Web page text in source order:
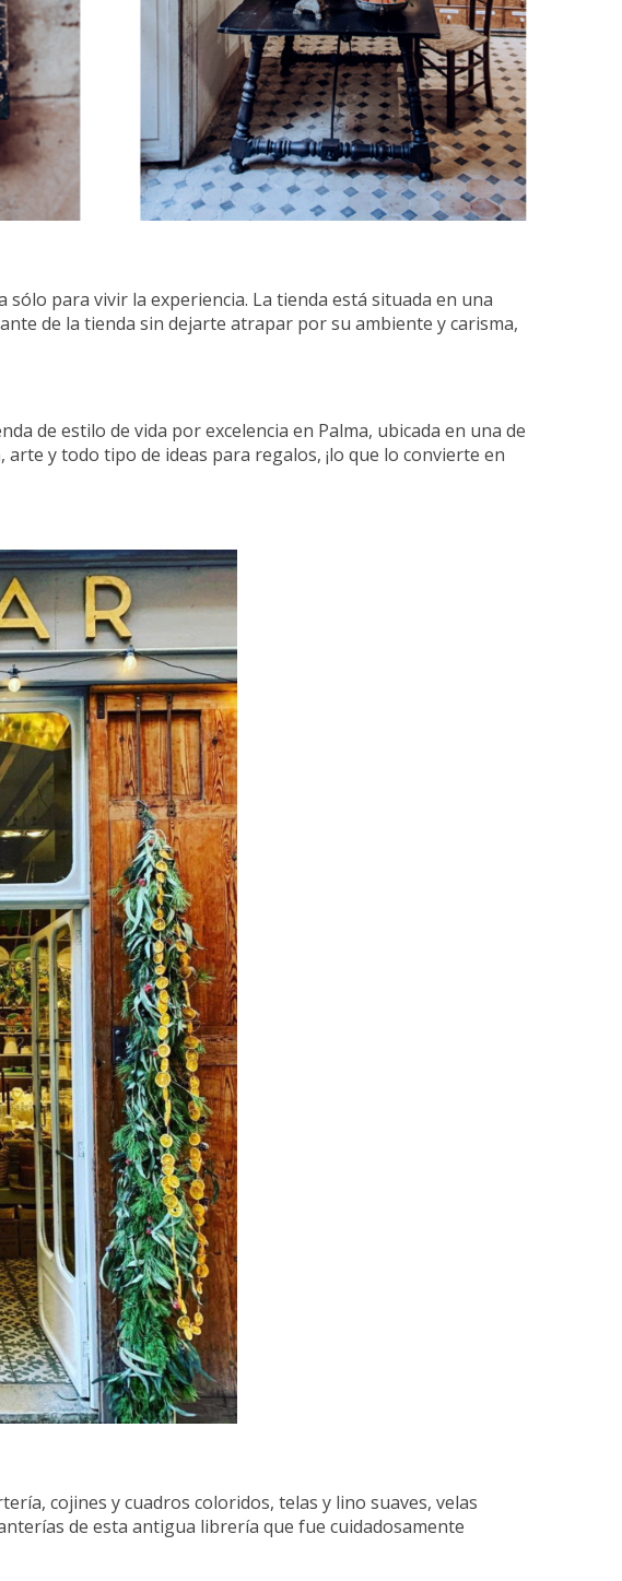
para vivir la experiencia. La tienda está situada en una
de la tienda sin dejarte atrapar por su ambiente y carisma,
de estilo de vida por excelencia en Palma, ubicada en una de
y todo tipo de ideas para regalos, ¡lo que lo convierte en
cojines y cuadros coloridos, telas y lino suaves, velas
de esta antigua librería que fue cuidadosamente